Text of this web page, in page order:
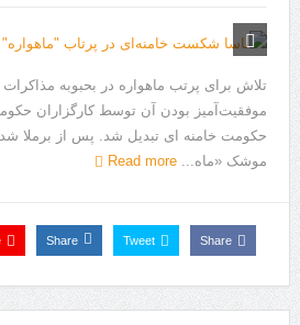
تلاش برای پرتب ماهواره در بحبوبه
موفقیت‌آمیز بودن آن توسط کارگزاران
حکومت خامنه ای تبدیل شد. پس از برملا
موشک «ماه... Read more
Share
Tweet
Share